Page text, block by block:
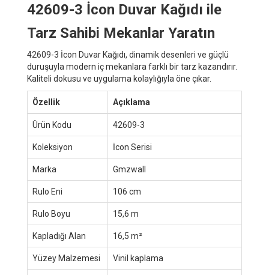
42609-3 İcon Duvar Kağıdı ile
Tarz Sahibi Mekanlar Yaratın
42609-3 İcon Duvar Kağıdı, dinamik desenleri ve güçlü
duruşuyla modern iç mekanlara farklı bir tarz kazandırır.
Kaliteli dokusu ve uygulama kolaylığıyla öne çıkar.
Özellik Açıklama
Ürün Kodu 42609-3
Koleksiyon İcon Serisi
Marka Gmzwall
Rulo Eni 106 cm
Rulo Boyu 15,6 m
Kapladığı Alan 16,5 m²
Yüzey Malzemesi Vinil kaplama